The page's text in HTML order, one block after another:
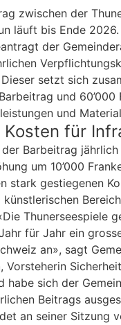
zwischen der
läuft bis Ende
der
Dieser setzt sich
und 60’000
und
Kosten für
Barbeitrag jährlich
um 10’000
stark gestiegenen
Bereich
Thunerseespiele
für Jahr ein
an», sagt
Vorsteherin
habe sich der
Beitrags
an seiner Sitzung